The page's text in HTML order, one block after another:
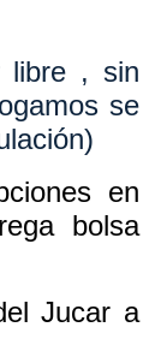
libre , sin
se
en
bolsa
Jucar a